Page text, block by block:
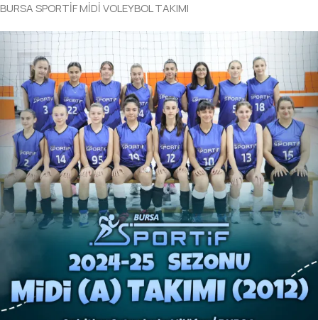
BURSA SPORTİF MİDİ VOLEYBOL TAKIMI